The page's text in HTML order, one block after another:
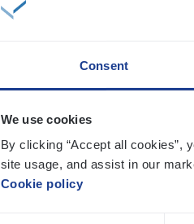
Consent
We use cookies
By clicking “Accept all cookies”,
site usage, and assist in our
Cookie policy
Scha­de